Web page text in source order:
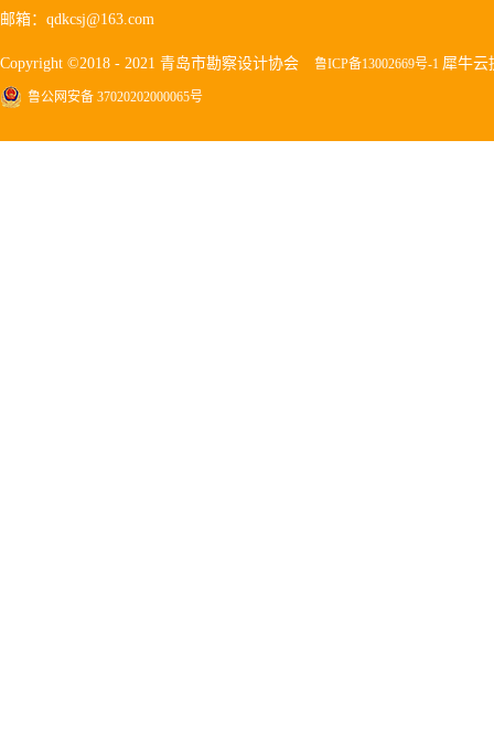
邮箱：qdkcsj@163.com
Copyright ©2018 - 2021 青岛市勘察设计协会 鲁ICP备13002669号-1 犀牛云
鲁公网安备 37020202000065号